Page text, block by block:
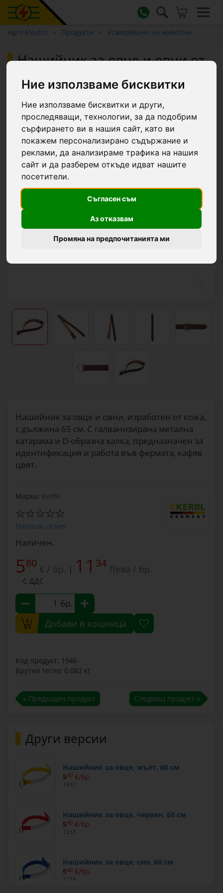
Ние използваме бисквитки
Ние използваме бисквитки и други,
проследяващи, технологии, за да подобрим
сърфирането ви в нашия сайт, като ви
покажем персонализирано съдържание и
реклами, да анализираме трафика на нашия
сайт и да разберем откъде идват нашите
посетители.
Съгласен съм
Аз отказвам
Промяна на предпочитанията ми
Agro Electro Продукти Усмиряване на животни
Нашийник за овце и овни от
Нашийник за овце и овни, изработен от кожа,
с дължина 65 см. С галванизирана метална
катарама и D-образна халка, предназначен за
идентификация и работа във фермата, кафяв
цвят.
Марка: Kerbl
Напиши отзив
Наличен.
580 € / бр. | 11 34 Лева / бр.
С ДДС
бр.
Добави в кошница
Код продукт: 1946
Брутно тегло: 0.082 кг
« Предходен продукт Следващ продукт »
Други версии
Нашийник за овце, жълт, 60 см
540 €/бр.
1947
Нашийник за овце, червен, 60 см
540 €/бр.
1155
Нашийник за овце, син, 60 см
540 €/бр.
1156